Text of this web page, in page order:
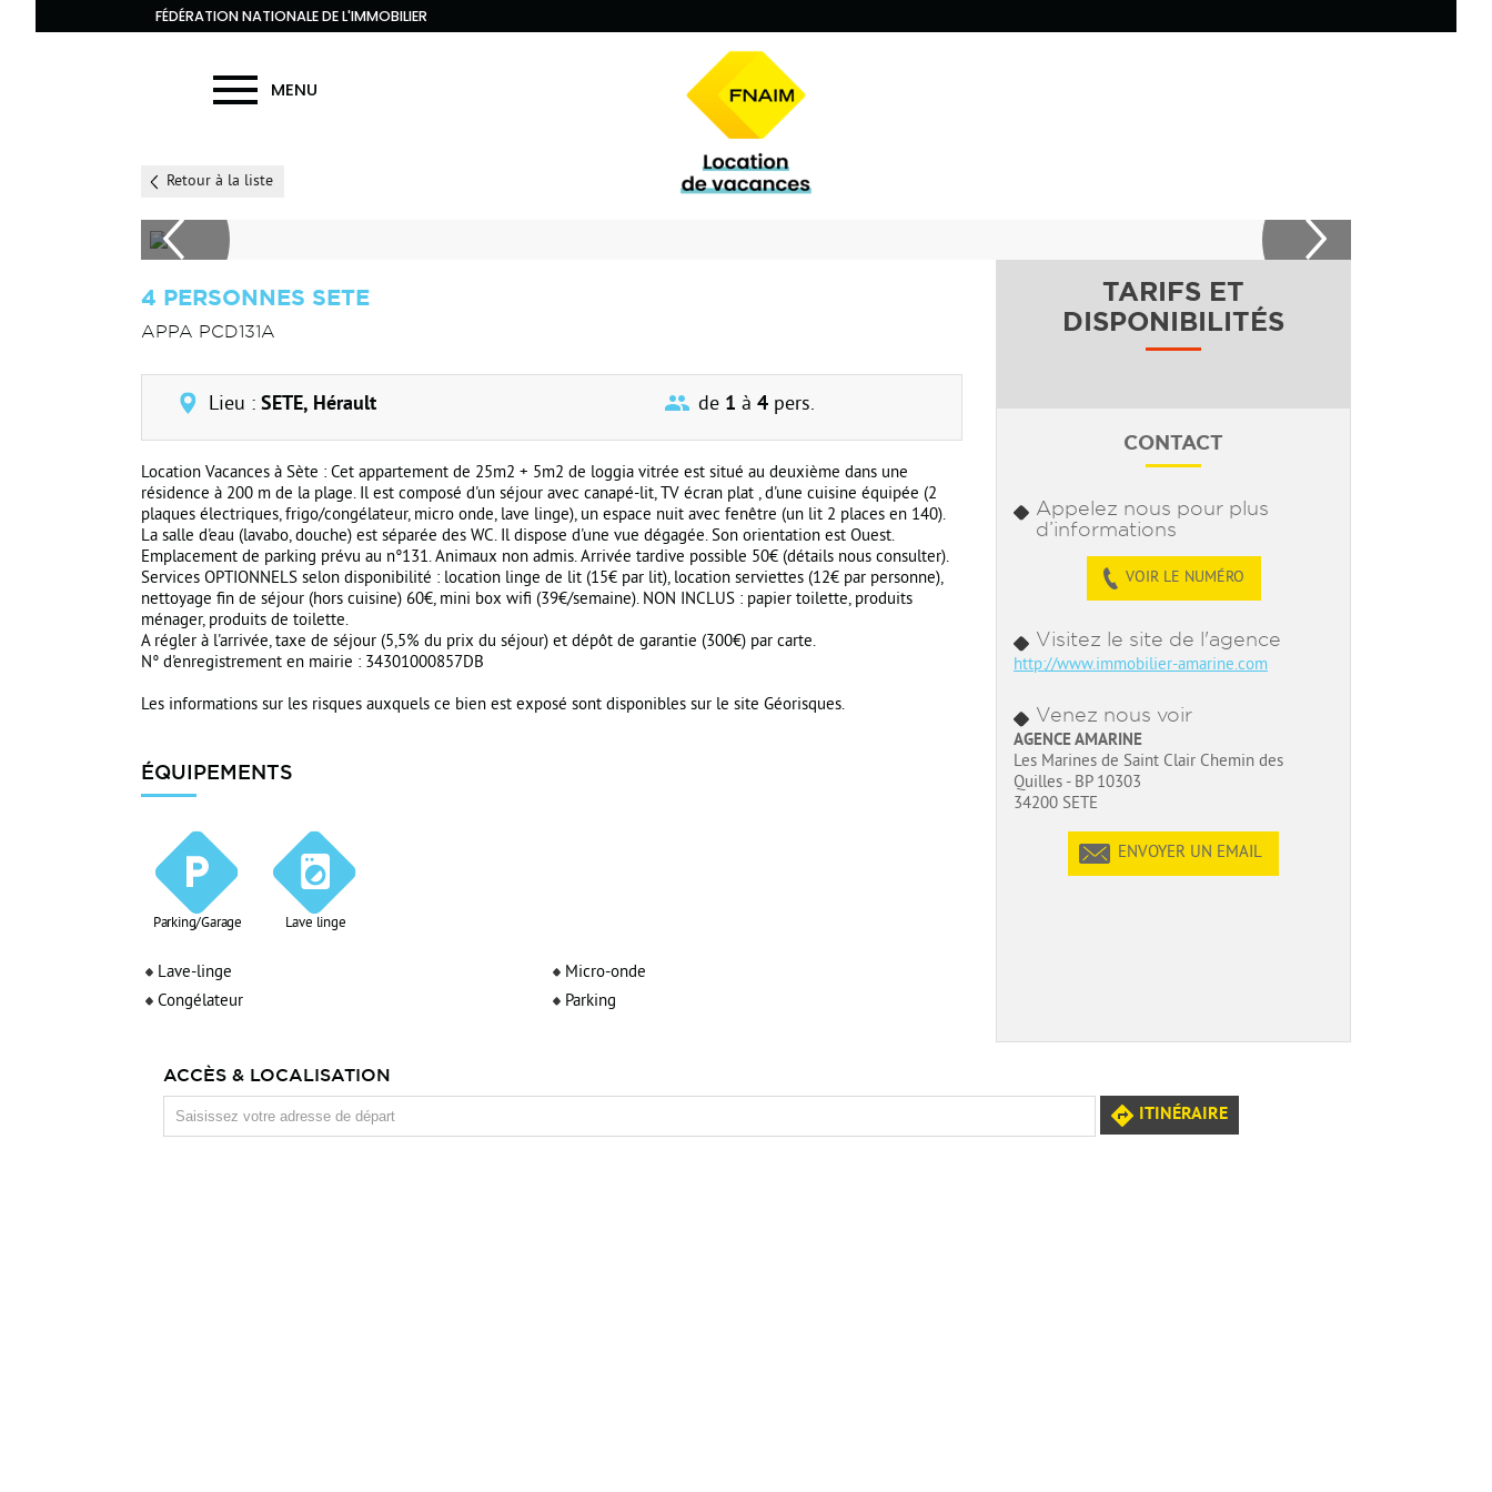
FÉDÉRATION NATIONALE DE L'IMMOBILIER
MENU
Retour à la liste
4 PERSONNES SETE
APPA PCD131A
Lieu : SETE, Hérault de 1 à 4pers.
Location Vacances à Sète : Cet appartement de 25m2 + 5m2 de loggia vitrée est situé au deuxième dans une
résidence à 200 m de la plage. Il est composé d'un séjour avec canapé-lit, TV écran plat , d'une cuisine équipée (2
plaques électriques, frigo/congélateur, micro onde, lave linge), un espace nuit avec fenêtre (un lit 2 places en 140).
La salle d'eau (lavabo, douche) est séparée des WC. Il dispose d'une vue dégagée. Son orientation est Ouest.
Emplacement de parking prévu au n°131. Animaux non admis. Arrivée tardive possible 50€ (détails nous consulter).
Services OPTIONNELS selon disponibilité : location linge de lit (15€ par lit), location serviettes (12€ par personne),
nettoyage fin de séjour (hors cuisine) 60€, mini box wifi (39€/semaine). NON INCLUS : papier toilette, produits
ménager, produits de toilette.
A régler à l'arrivée, taxe de séjour (5,5% du prix du séjour) et dépôt de garantie (300€) par carte.
N° d'enregistrement en mairie : 34301000857DB
Les informations sur les risques auxquels ce bien est exposé sont disponibles sur le site Géorisques.
ÉQUIPEMENTS
Parking/Garage Lave linge
Lave-linge
Micro-onde
Congélateur
Parking
TARIFS ET
DISPONIBILITÉS
CONTACT
Appelez nous pour plus
d’informations
VOIR LE NUMÉRO
Visitez le site de l'agence
http://www.immobilier-amarine.com
Venez nous voir
AGENCE AMARINE
Les Marines de Saint Clair Chemin des
Quilles - BP 10303
34200 SETE
ENVOYER UN EMAIL
ACCÈS & LOCALISATION